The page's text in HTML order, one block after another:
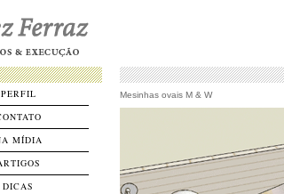
PERFIL
MÍDIA
DICAS
Mesinhas ovais M & W